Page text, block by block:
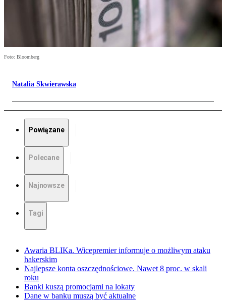
Foto: Bloomberg
Natalia Skwierawska
Powiązane
Polecane
Najnowsze
Tagi
Awaria BLIKa. Wicepremier informuje o możliwym ataku
hakerskim
Najlepsze konta oszczędnościowe. Nawet 8 proc. w skali
roku
Banki kuszą promocjami na lokaty
Dane w banku muszą być aktualne